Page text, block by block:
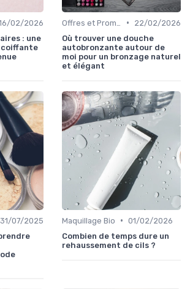
02/2026
: une
coiffante
•
22/02/2026
Où trouver une douche
autobronzante autour de
moi pour un bronzage naturel
et élégant
31/07/2025
Maquillage Bio • 01/02/2026
Combien de temps dure un
rehaussement de cils ?